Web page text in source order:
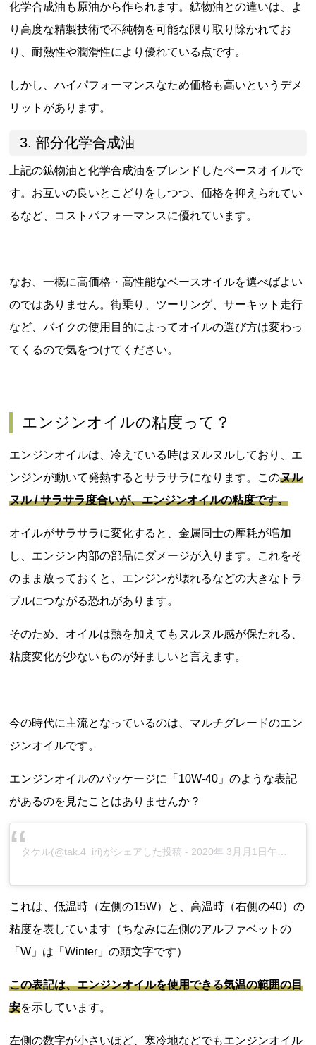
化学合成油も原油から作られます。鉱物油との違いは、よ
り高度な精製技術で不純物を可能な限り取り除かれてお
り、耐熱性や潤滑性により優れている点です。
しかし、ハイパフォーマンスなため価格も高いというデメ
リットがあります。
3. 部分化学合成油
上記の鉱物油と化学合成油をブレンドしたベースオイルで
す。お互いの良いとこどりをしつつ、価格を抑えられてい
るなど、コストパフォーマンスに優れています。
なお、一概に高価格・高性能なベースオイルを選べばよい
のではありません。街乗り、ツーリング、サーキット走行
など、バイクの使用目的によってオイルの選び方は変わっ
てくるので気をつけてください。
エンジンオイルの粘度って？
エンジンオイルは、冷えている時はヌルヌルしており、エ
ンジンが動いて発熱するとサラサラになります。このヌル
ヌル / サラサラ度合いが、エンジンオイルの粘度です。
オイルがサラサラに変化すると、金属同士の摩耗が増加
し、エンジン内部の部品にダメージが入ります。これをそ
のまま放っておくと、エンジンが壊れるなどの大きなトラ
ブルにつながる恐れがあります。
そのため、オイルは熱を加えてもヌルヌル感が保たれる、
粘度変化が少ないものが好ましいと言えます。
今の時代に主流となっているのは、マルチグレードのエン
ジンオイルです。
エンジンオイルのパッケージに「10W-40」のような表記
があるのを見たことはありませんか？
タケル(@tak.4_iri)がシェアした投稿 - 2020年 3月月1日午前3時14分PST
これは、低温時（左側の15W）と、高温時（右側の40）の
粘度を表しています（ちなみに左側のアルファベットの
「W」は「Winter」の頭文字です）
この表記は、エンジンオイルを使用できる気温の範囲の目
安を示しています。
左側の数字が小さいほど、寒冷地などでもエンジンオイル